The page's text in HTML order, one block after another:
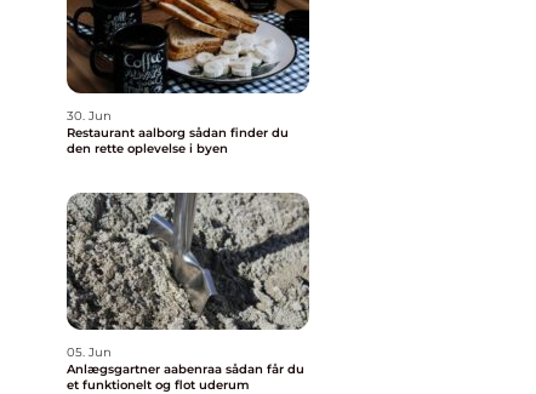
30. Jun
Restaurant aalborg sådan finder du
den rette oplevelse i byen
05. Jun
Anlægsgartner aabenraa sådan får du
et funktionelt og flot uderum